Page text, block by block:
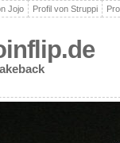
Jojo Profil von Struppi